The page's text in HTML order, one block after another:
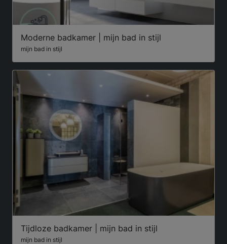
Moderne badkamer | mijn bad in stijl
mijn bad in stijl
Tijdloze badkamer | mijn bad in stijl
mijn bad in stijl